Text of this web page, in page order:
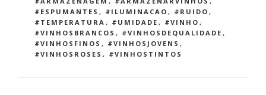
#ESPUMANTES , #ILUMINACAO , #RUIDO ,
#TEMPERATURA , #UMIDADE , #VINHO ,
#VINHOSBRANCOS , #VINHOSDEQUALIDADE ,
#VINHOSFINOS , #VINHOSJOVENS ,
#VINHOSROSES , #VINHOSTINTOS